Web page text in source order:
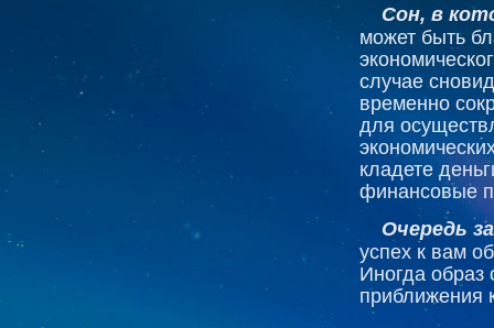
Сон, в
может быть
случае
временно
для
кладете
финансовые
Очередь
успех к вам
Иногда образ
приближения